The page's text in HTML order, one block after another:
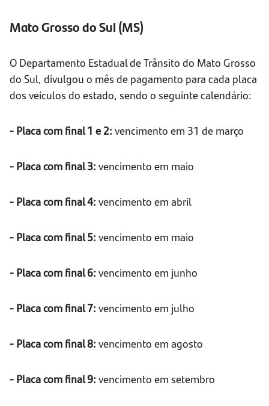
Mato Grosso do Sul (MS)
O Departamento Estadual de Trânsito do Mato Grosso
do Sul, divulgou o mês de pagamento para cada placa
dos veículos do estado, sendo o seguinte calendário:
- Placa com final 1 e 2: vencimento em 31 de março
- Placa com final 3: vencimento em maio
- Placa com final 4: vencimento em abril
- Placa com final 5: vencimento em maio
- Placa com final 6: vencimento em junho
- Placa com final 7: vencimento em julho
- Placa com final 8: vencimento em agosto
- Placa com final 9: vencimento em setembro